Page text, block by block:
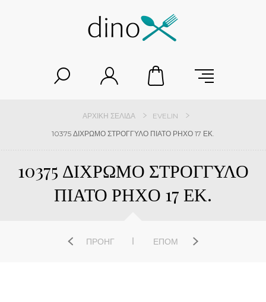
ΑΡΧΙΚΉ ΣΕΛΊΔΑ
EVELIN
10375 ΔΙΧΡΩΜΟ ΣΤΡΟΓΓΥΛΟ ΠΙΑΤΟ ΡΗΧΟ 17 ΕΚ.
10375 ΔΙΧΡΩΜΟ ΣΤΡΟΓΓΥΛΟ
ΠΙΑΤΟ ΡΗΧΟ 17 ΕΚ.
ΠΡΟΗΓ ΕΠΌΜ